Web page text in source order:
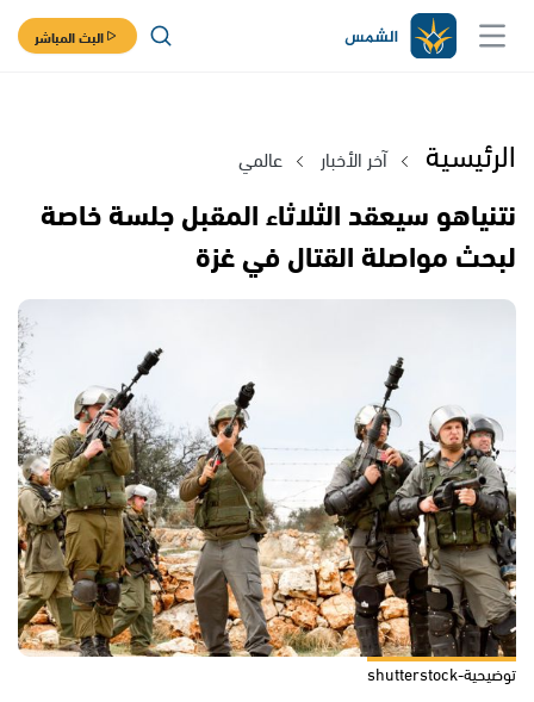
البث المباشر
الرئيسية آخر الأخبار عالمي
نتنياهو سيعقد الثلاثاء المقبل جلسة خاصة
لبحث مواصلة القتال في غزة
توضيحية-shutterstock